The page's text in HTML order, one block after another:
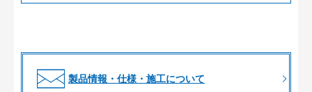
製品情報・仕様・施工について